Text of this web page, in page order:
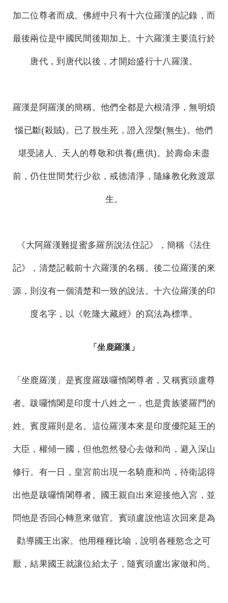
加二位尊者而成。佛經中只有十六位羅漢的記錄，而
最後兩位是中國民間後期加上。十六羅漢主要流行於
唐代，到唐代以後，才開始盛行十八羅漢。
羅漢是阿羅漢的簡稱。他們全都是六根清淨，無明煩
惱已斷(殺賊)。已了脫生死，證入涅槃(無生)。他們
堪受諸人、天人的尊敬和供養(應供)。於壽命未盡
前，仍住世間梵行少欲，戒德清淨，隨緣教化救渡眾
生。
《大阿羅漢難提蜜多羅所說法住記》，簡稱《法住
記》，清楚記載前十六羅漢的名稱。後二位羅漢的來
源，則沒有一個清楚和一致的說法。十六位羅漢的印
度名字，以《乾隆大藏經》的寫法為標準。
「坐鹿羅漢」
「坐鹿羅漢」是賓度羅跋囉惰闍尊者，又稱賓頭盧尊
者。跋囉惰闍是印度十八姓之一，也是貴族婆羅門的
姓。賓度羅則是名。這位羅漢本來是印度優陀延王的
大臣，權傾一國，但他忽然發心去做和尚，避入深山
修行。有一日，皇宮前出現一名騎鹿和尚，待衛認得
出他是跋囉惰闍尊者。國王親自出來迎接他入宮，並
問他是否回心轉意來做官。賓頭盧說他這次回來是為
勸導國王出家。他用種種比喻，說明各種慾念之可
厭，結果國王就讓位給太子，隨賓頭盧出家做和尚。